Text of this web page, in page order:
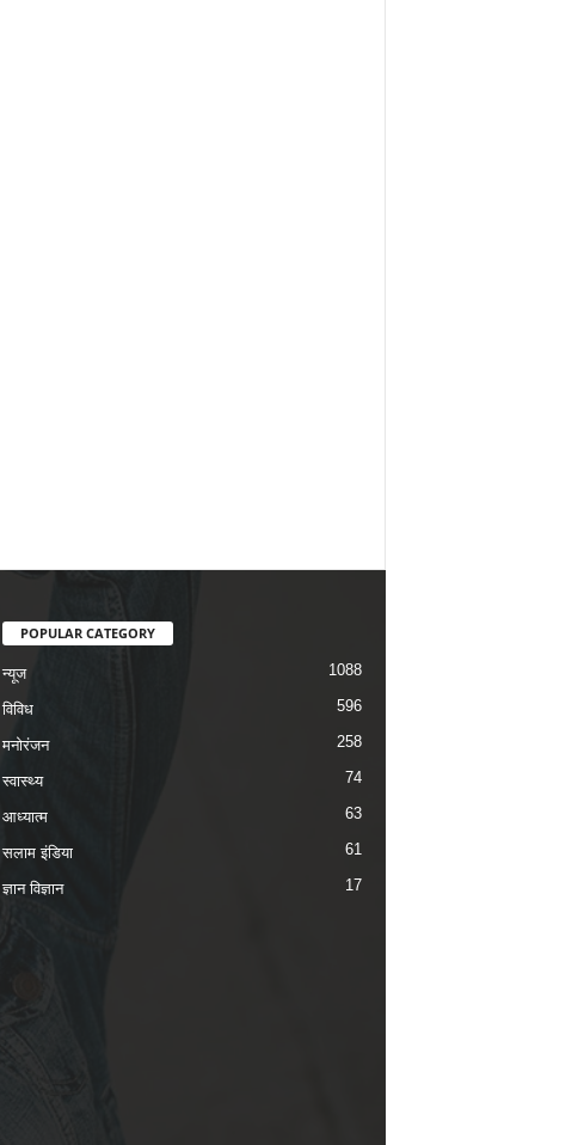
POPULAR CATEGORY
न्यूज 1088
विविध 596
मनोरंजन 258
स्वास्थ्य 74
आध्यात्म 63
सलाम इंडिया 61
ज्ञान विज्ञान 17